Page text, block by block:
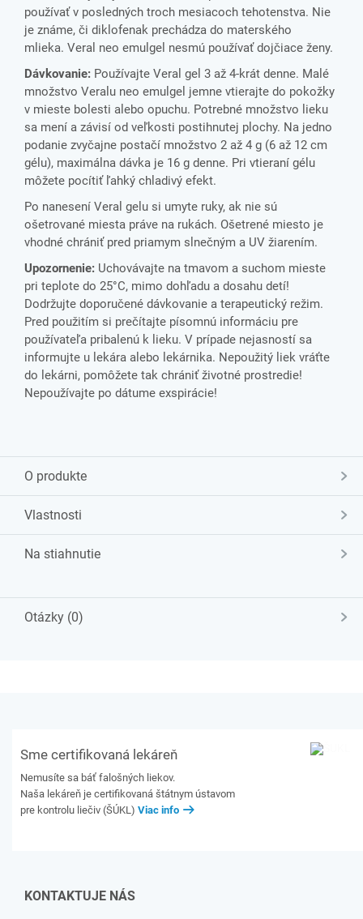
používať v posledných troch mesiacoch tehotenstva. Nie
je známe, či diklofenak prechádza do materského
mlieka. Veral neo emulgel nesmú používať dojčiace ženy.
Dávkovanie: Používajte Veral gel 3 až 4-krát denne. Malé
množstvo Veralu neo emulgel jemne vtierajte do pokožky
v mieste bolesti alebo opuchu. Potrebné množstvo lieku
sa mení a závisí od veľkosti postihnutej plochy. Na jedno
podanie zvyčajne postačí množstvo 2 až 4 g (6 až 12 cm
gélu), maximálna dávka je 16 g denne. Pri vtieraní gélu
môžete pocítiť ľahký chladivý efekt.
Po nanesení Veral gelu si umyte ruky, ak nie sú
ošetrované miesta práve na rukách. Ošetrené miesto je
vhodné chrániť pred priamym slnečným a UV žiarením.
Upozornenie: Uchovávajte na tmavom a suchom mieste
pri teplote do 25°C, mimo dohľadu a dosahu detí!
Dodržujte doporučené dávkovanie a terapeutický režim.
Pred použitím si prečítajte písomnú informáciu pre
používateľa pribalenú k lieku. V prípade nejasností sa
informujte u lekára alebo lekárnika. Nepoužitý liek vráťte
do lekárni, pomôžete tak chrániť životné prostredie!
Nepoužívajte po dátume exspirácie!
O produkte
Vlastnosti
Na stiahnutie
Otázky (0)
Sme certifikovaná lekáreň
Nemusíte sa báť falošných liekov.
Naša lekáreň je certifikovaná štátnym ústavom
pre kontrolu liečiv (ŠÚKL) Viac info
KONTAKTUJE NÁS